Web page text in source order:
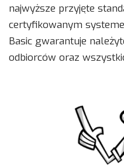
najwyższe przyjęte
certyfikowanym
Basic gwarantuje
odbiorców oraz